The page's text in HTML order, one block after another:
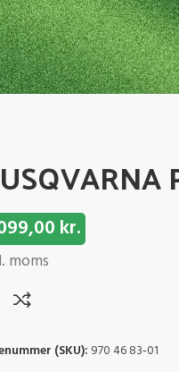
kr.
moms
(SKU): 970 46 83‑01